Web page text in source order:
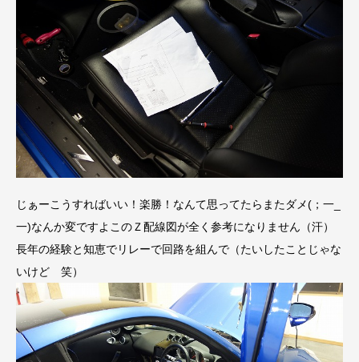
じぁーこうすればいい！楽勝！なんて思ってたらまたダメ(；一_
一)なんか変ですよこのＺ配線図が全く参考になりません（汗）
長年の経験と知恵でリレーで回路を組んで（たいしたことじゃな
いけど 笑）